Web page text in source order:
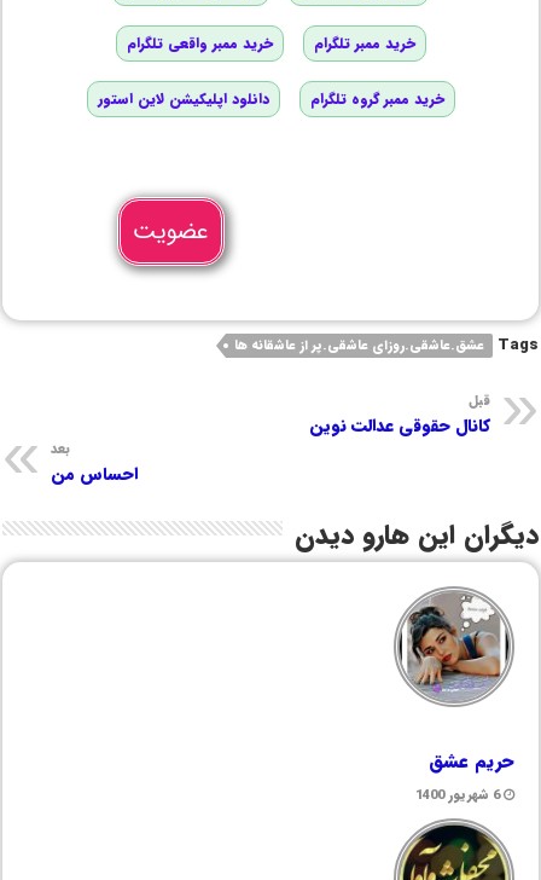
خرید ممبر تلگرام خرید ممبر واقعی تلگرام
خرید ممبر گروه تلگرام دانلود اپلیکیشن لاین استور
عضویت
Tags عشق.عاشقی.روزای عاشقی.پر از عاشقانه ها
قبل
کانال حقوقی عدالت نوین
بعد
احساس من
دیگران این هارو دیدن
حریم عشق
6 شهریور 1400